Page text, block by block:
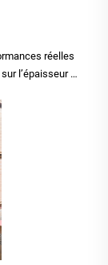
réelles
l’épaisseur et
terme. Cet